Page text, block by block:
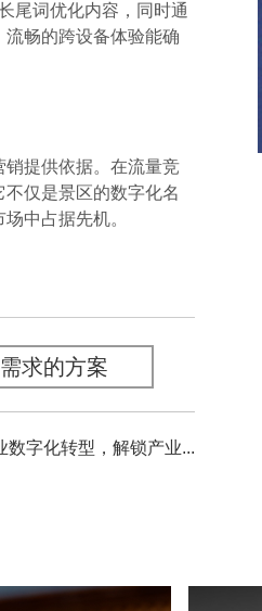
尾词优化内容，同时通
畅的跨设备体验能确
提供依据。在流量竞
仅是景区的数字化名
中占据先机。
求的方案
字化转型，解锁产业...